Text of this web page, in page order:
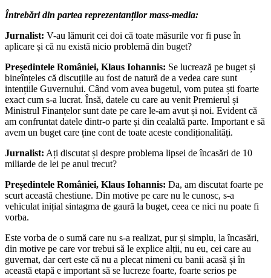
Întrebări din partea reprezentanților mass-media:
Jurnalist: V-au lămurit cei doi că toate măsurile vor fi puse în
aplicare și că nu există nicio problemă din buget?
Președintele României, Klaus Iohannis: Se lucrează pe buget și
bineînțeles că discuțiile au fost de natură de a vedea care sunt
intențiile Guvernului. Când vom avea bugetul, vom putea ști foarte
exact cum s-a lucrat. Însă, datele cu care au venit Premierul și
Ministrul Finanțelor sunt date pe care le-am avut și noi. Evident că
am confruntat datele dintr-o parte și din cealaltă parte. Important e să
avem un buget care ține cont de toate aceste condiționalități.
Jurnalist: Ați discutat și despre problema lipsei de încasări de 10
miliarde de lei pe anul trecut?
Președintele României, Klaus Iohannis: Da, am discutat foarte pe
scurt această chestiune. Din motive pe care nu le cunosc, s-a
vehiculat inițial sintagma de gaură la buget, ceea ce nici nu poate fi
vorba.
Este vorba de o sumă care nu s-a realizat, pur și simplu, la încasări,
din motive pe care vor trebui să le explice alții, nu eu, cei care au
guvernat, dar cert este că nu a plecat nimeni cu banii acasă și în
această etapă e important să se lucreze foarte, foarte serios pe